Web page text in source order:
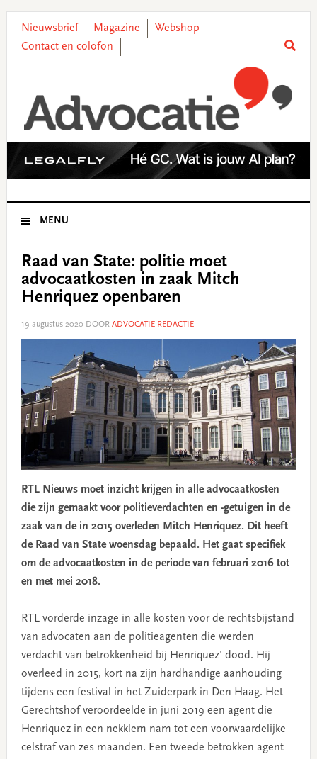
primary
main
primary
footer
Nieuwsbrief Magazine
Webshop
Contact en colofon
MENU
Raad van State: politie moet
advocaatkosten in zaak Mitch
Henriquez openbaren
19 augustus 2020 DOOR ADVOCATIE REDACTIE
RTL Nieuws moet inzicht krijgen in alle advocaatkosten
die zijn gemaakt voor politieverdachten en -getuigen in de
zaak van de in 2015 overleden Mitch Henriquez. Dit heeft
de Raad van State woensdag bepaald. Het gaat specifiek
om de advocaatkosten in de periode van februari 2016 tot
en met mei 2018.
RTL vorderde inzage in alle kosten voor de rechtsbijstand
van advocaten aan de politieagenten die werden
verdacht van betrokkenheid bij Henriquez’ dood. Hij
overleed in 2015, kort na zijn hardhandige aanhouding
tijdens een festival in het Zuiderpark in Den Haag. Het
Gerechtshof veroordeelde in juni 2019 een agent die
Henriquez in een nekklem nam tot een voorwaardelijke
celstraf van zes maanden. Een tweede betrokken agent